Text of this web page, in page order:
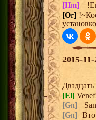
[Hm]
[Or]
2015-
[El]
[Gn]
[Gn]